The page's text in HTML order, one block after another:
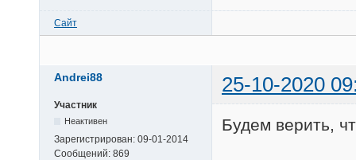
Сайт
Andrei88 25-10-2020
Участник
Неактивен
Зарегистрирован: 09-01-2014
Сообщений: 869
Будем верить,